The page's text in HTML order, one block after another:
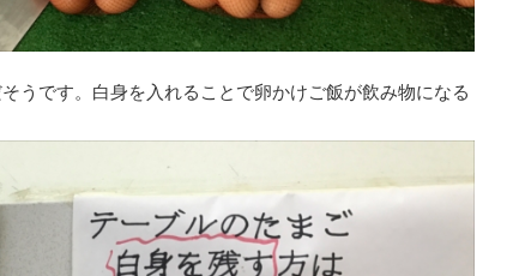
うです。白身を入れることで卵かけご飯が飲み物になる